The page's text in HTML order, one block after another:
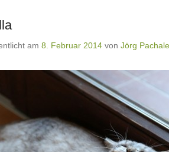
am 8. Februar 2014 von Jörg Pachale